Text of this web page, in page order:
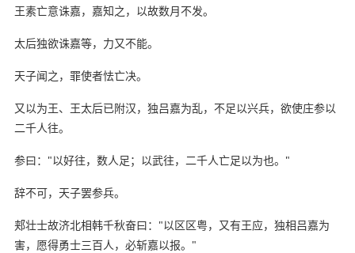
王素亡意诛嘉，嘉知之，以故数月不发。
太后独欲诛嘉等，力又不能。
天子闻之，罪使者怯亡决。
又以为王、王太后已附汉，独吕嘉为乱，不足以兴兵，欲使庄参以
二千人往。
参曰："以好往，数人足；以武往，二千人亡足以为也。"
辞不可，天子罢参兵。
郏壮士故济北相韩千秋奋曰："以区区粤，又有王应，独相吕嘉为
害，愿得勇士三百人，必斩嘉以报。"